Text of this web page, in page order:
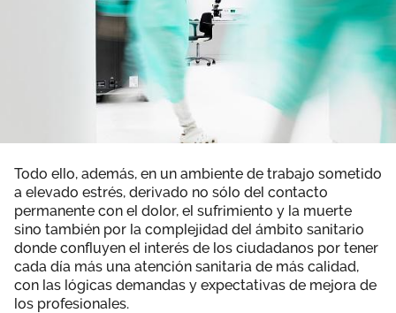
Todo ello, además, en un ambiente de trabajo sometido
a elevado estrés, derivado no sólo del contacto
permanente con el dolor, el sufrimiento y la muerte
sino también por la complejidad del ámbito sanitario
donde confluyen el interés de los ciudadanos por tener
cada día más una atención sanitaria de más calidad,
con las lógicas demandas y expectativas de mejora de
los profesionales.